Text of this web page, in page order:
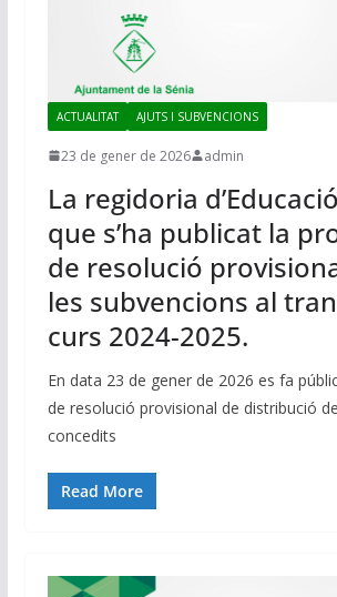
ACTUALITAT AJUTS I SUBVENCIONS
23 de gener de 2026 admin
La regidoria
que s’ha publicat la
de resolució
les subvencions al
curs 2024-2025.
En data 23 de gener de 2026 es fa
de resolució provisional de distribució
concedits
Read More